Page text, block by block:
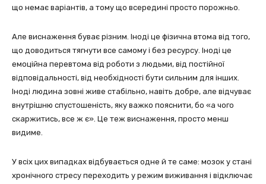
що немає варіантів, а тому що всередині просто порожньо.
Але виснаження буває різним. Іноді це фізична втома від того,
що доводиться тягнути все самому і без ресурсу. Іноді це
емоційна перевтома від роботи з людьми, від постійної
відповідальності, від необхідності бути сильним для інших.
Іноді людина зовні живе стабільно, навіть добре, але відчуває
внутрішню спустошеність, яку важко пояснити, бо «а чого
скаржитись, все ж є». Це теж виснаження, просто менш
видиме.
У всіх цих випадках відбувається одне й те саме: мозок у стані
хронічного стресу переходить у режим виживання і відключає